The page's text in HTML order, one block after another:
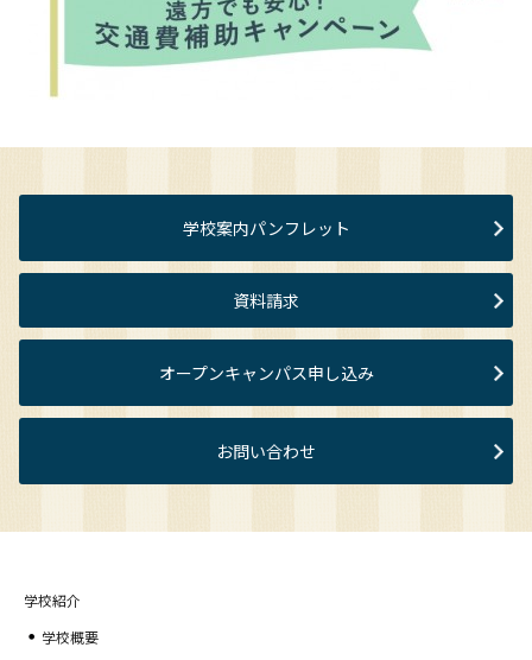
学校案内パンフレット
資料請求
オープンキャンパス申し込み
お問い合わせ
学校紹介
学校概要